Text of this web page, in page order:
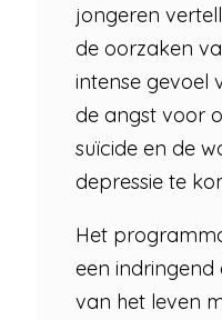
jongeren
de oorzaken
intense gevoel
de angst voor
suïcide en de
depressie te
Het
een
van het leven